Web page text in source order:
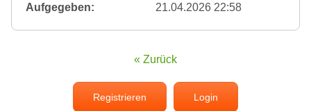
Aufgegeben:
21.04.2026 22:58
« Zurück
Registrieren Login